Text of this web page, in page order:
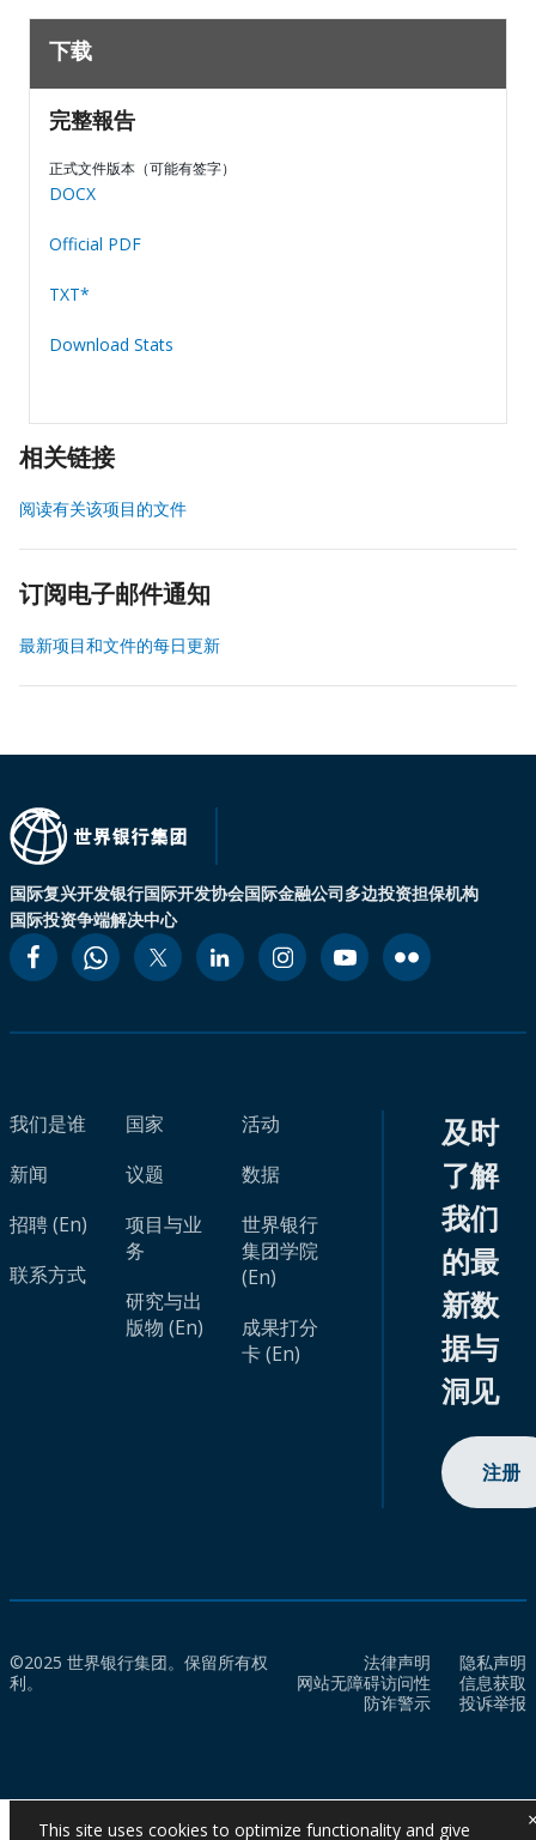
下载
完整報告
正式文件版本（可能有签字）
DOCX
Official PDF
TXT*
Download Stats
相关链接
阅读有关该项目的文件
订阅电子邮件通知
最新项目和文件的每日更新
国际复兴开发银行国际开发协会国际金融公司多边投资担保机构
国际投资争端解决中心
我们是谁
新闻
招聘 (En)
联系方式
国家
议题
项目与业
务
研究与出
版物 (En)
活动
数据
世界银行
集团学院
(En)
成果打分
卡 (En)
及时
了解
我们
的最
新数
据与
洞见
注册
©2025 世界银行集团。保留所有权
利。
法律声明
隐私声明
网站无障碍访问性
信息获取
防诈警示
投诉举报
This site uses cookies to optimize functionality and give